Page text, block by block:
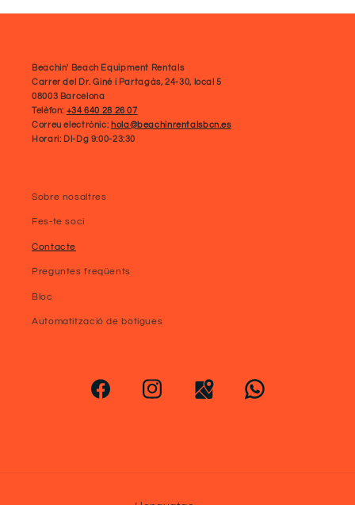
Beachin' Beach Equipment Rentals
Carrer del Dr. Giné i Partagàs, 24-30, local 5
08003 Barcelona
Telèfon: +34 640 28 26 07
Correu electrònic: hola@beachinrentalsbcn.es
Horari: Dl-Dg 9:00-23:30
Sobre nosaltres
Fes-te soci
Contacte
Preguntes freqüents
Bloc
Automatització de botigues